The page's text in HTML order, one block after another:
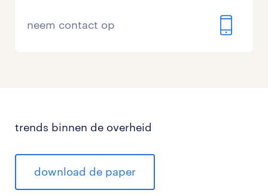
neem contact op
trends binnen de overheid
download de paper